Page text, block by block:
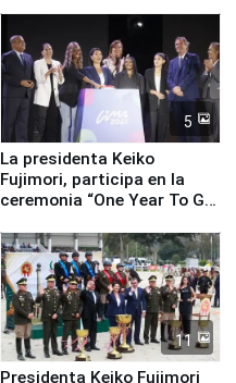
equipamiento para
Serenazgo
5
La presidenta Keiko
Fujimori, participa en la
ceremonia “One Year To Go
11
Presidenta Keiko Fujimori